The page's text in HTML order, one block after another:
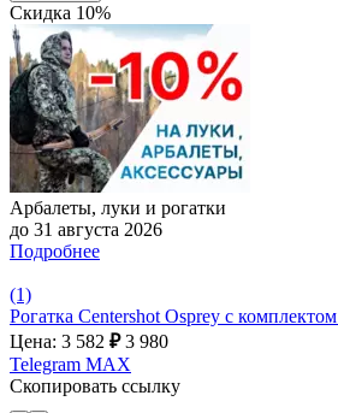
Скидка 10%
Арбалеты, луки и рогатки
до 31 августа 2026
Подробнее
(1)
Рогатка Centershot Osprey с
Цена: 3 582 ₽ 3 980
Telegram MAX
Скопировать ссылку